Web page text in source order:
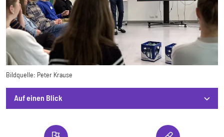
Bildquelle: Peter Krause
Auf einen Blick